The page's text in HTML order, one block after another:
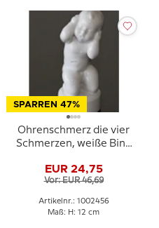
SPARREN 47%
Ohrenschmerz die vier
Schmerzen, weiße Bing
2209 oder 456
EUR 24,75
Vor: EUR 46,69
Artikelnr.: 1002456
Maß: H: 12 cm